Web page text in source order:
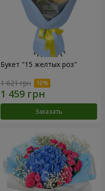
Букет "15 желтых роз"
1 621 грн
Заказать